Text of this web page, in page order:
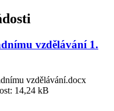
vzdělávání 1.
vzdělávání.docx
14,24 kB